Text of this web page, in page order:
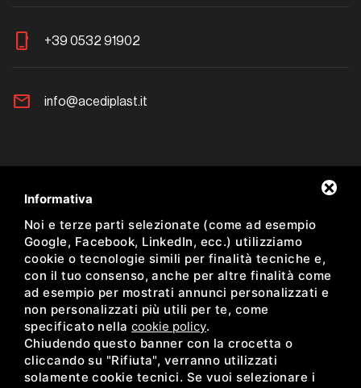
phone_iphone +39 0532 91902
mail info@acediplast.it
Newsletter
Resta aggiornato sulle nostre proposte
Ho preso visione dell'informativa sulla Newsletter *
facebook instagram
Informativa
Noi e terze parti selezionate (come ad esempio
Google, Facebook, LinkedIn, ecc.) utilizziamo
cookie o tecnologie simili per finalità tecniche e,
con il tuo consenso, anche per altre finalità come
ad esempio per mostrati annunci personalizzati e
non personalizzati più utili per te, come
specificato nellacookie policy.
Chiudendo questo banner con la crocetta o
cliccando su "Rifiuta", verranno utilizzati
solamente cookie tecnici. Se vuoi selezionare i